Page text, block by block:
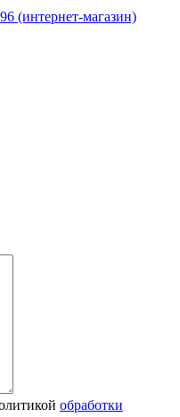
(интернет-магазин)
обработки